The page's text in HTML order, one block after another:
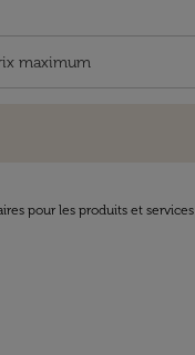
pour les produits et services